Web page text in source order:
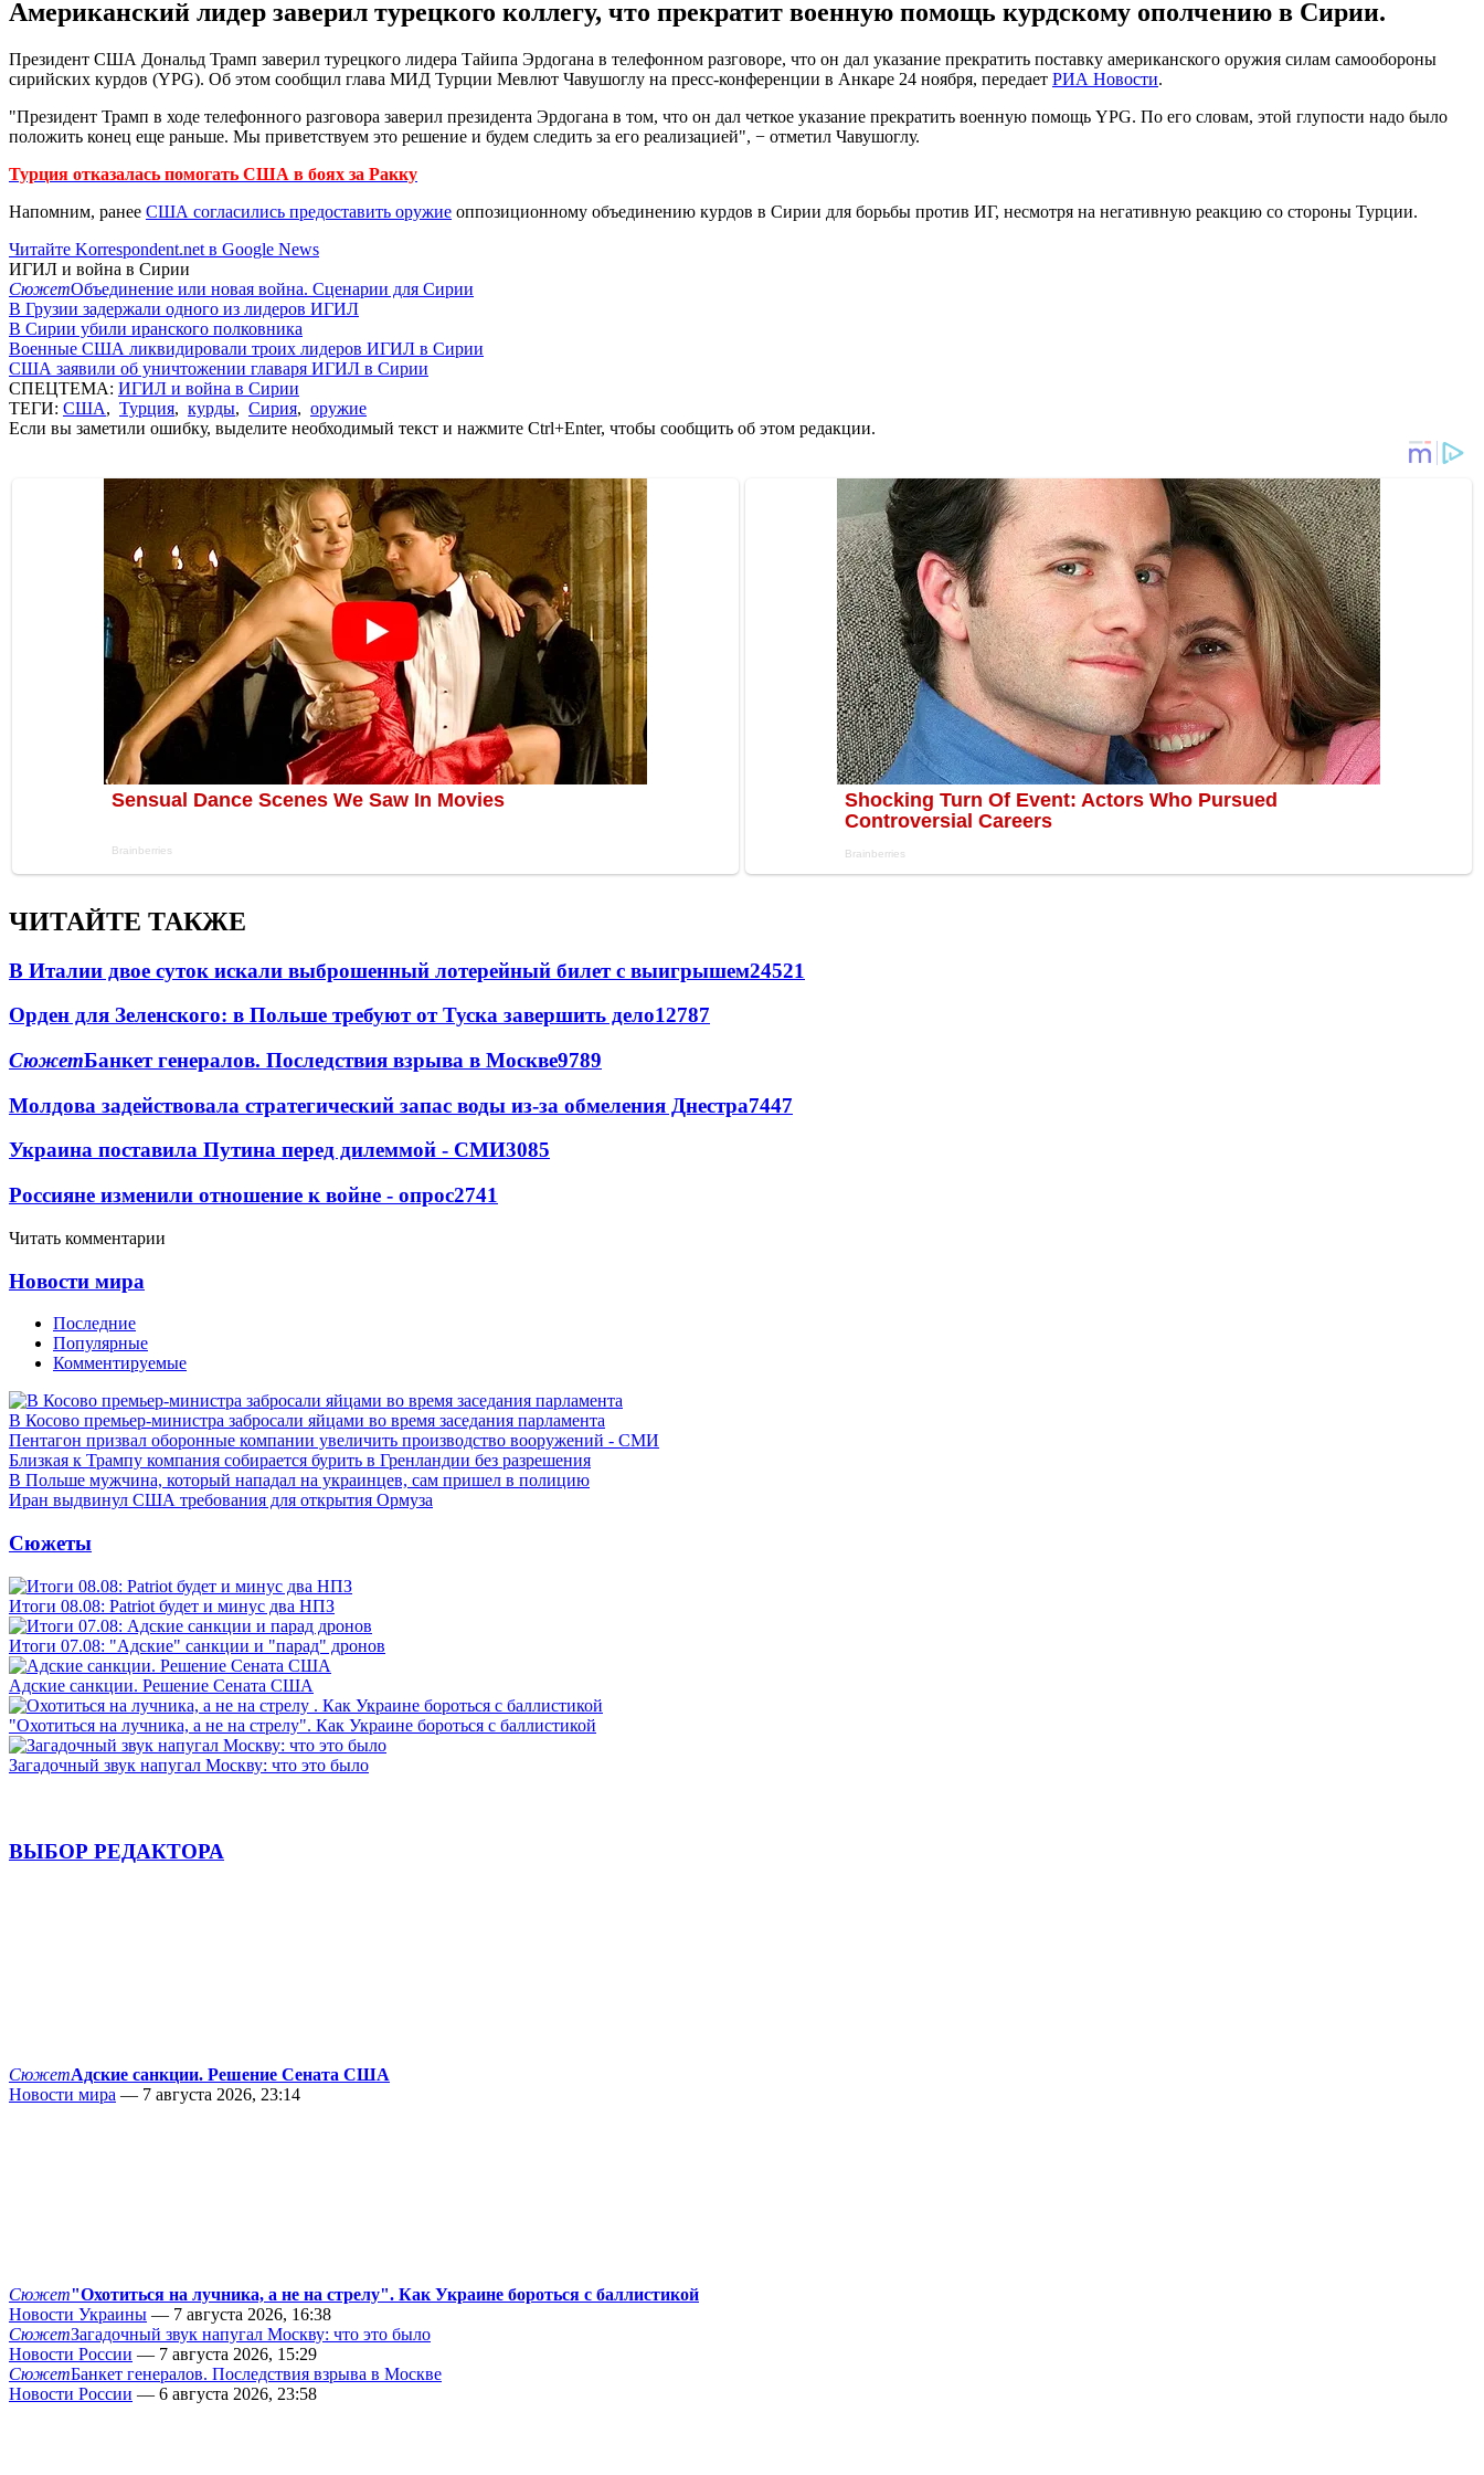
Американский лидер заверил турецкого коллегу, что прекратит военную помощь курдскому ополчению в Сирии.
Президент США Дональд Трамп заверил турецкого лидера Тайипа Эрдогана в телефонном разговоре, что он дал указание прекратить поставку американского оружия силам самообороны
сирийских курдов (YPG). Об этом сообщил глава МИД Турции Мевлют Чавушоглу на пресс-конференции в Анкаре 24 ноября, передает РИА Новости.
"Президент Трамп в ходе телефонного разговора заверил президента Эрдогана в том, что он дал четкое указание прекратить военную помощь YPG. По его словам, этой глупости надо было
положить конец еще раньше. Мы приветствуем это решение и будем следить за его реализацией", − отметил Чавушоглу.
Турция отказалась помогать США в боях за Ракку
Напомним, ранее США согласились предоставить оружие оппозиционному объединению курдов в Сирии для борьбы против ИГ, несмотря на негативную реакцию со стороны Турции.
Читайте Korrespondent.net в Google News
ИГИЛ и война в Сирии
СюжетОбъединение или новая война. Сценарии для Сирии
В Грузии задержали одного из лидеров ИГИЛ
В Сирии убили иранского полковника
Военные США ликвидировали троих лидеров ИГИЛ в Сирии
США заявили об уничтожении главаря ИГИЛ в Сирии
СПЕЦТЕМА: ИГИЛ и война в Сирии
ТЕГИ: США, Турция, курды, Сирия, оружие
Если вы заметили ошибку, выделите необходимый текст и нажмите Ctrl+Enter, чтобы сообщить об этом редакции.
ЧИТАЙТЕ ТАКЖЕ
В Италии двое суток искали выброшенный лотерейный билет с выигрышем24521
Орден для Зеленского: в Польше требуют от Туска завершить дело12787
СюжетБанкет генералов. Последствия взрыва в Москве9789
Молдова задействовала стратегический запас воды из-за обмеления Днестра7447
Украина поставила Путина перед дилеммой - СМИ3085
Россияне изменили отношение к войне - опрос2741
Читать комментарии
Новости мира
Последние
Популярные
Комментируемые
В Косово премьер-министра забросали яйцами во время заседания парламента
Пентагон призвал оборонные компании увеличить производство вооружений - СМИ
Близкая к Трампу компания собирается бурить в Гренландии без разрешения
В Польше мужчина, который нападал на украинцев, сам пришел в полицию
Иран выдвинул США требования для открытия Ормуза
Сюжеты
Итоги 08.08: Patriot будет и минус два НПЗ
Итоги 07.08: "Адские" санкции и "парад" дронов
Адские санкции. Решение Сената США
"Охотиться на лучника, а не на стрелу". Как Украине бороться с баллистикой
Загадочный звук напугал Москву: что это было
ВЫБОР РЕДАКТОРА
СюжетАдские санкции. Решение Сената США
Новости мира — 7 августа 2026, 23:14
Сюжет"Охотиться на лучника, а не на стрелу". Как Украине бороться с баллистикой
Новости Украины — 7 августа 2026, 16:38
СюжетЗагадочный звук напугал Москву: что это было
Новости России — 7 августа 2026, 15:29
СюжетБанкет генералов. Последствия взрыва в Москве
Новости России — 6 августа 2026, 23:58